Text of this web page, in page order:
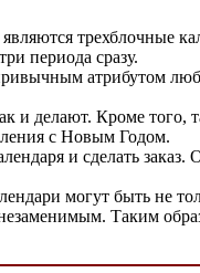
трехблочные
периода сразу.
атрибутом
делают. Кроме того,
с Новым Годом.
и сделать
могут быть не
Таким